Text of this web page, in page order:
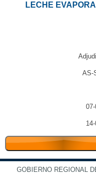
LECHE
AS-
GOBIERNO REGIONAL